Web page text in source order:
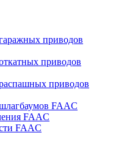
приводов
приводов
приводов
FAAC
FAAC
FAAC